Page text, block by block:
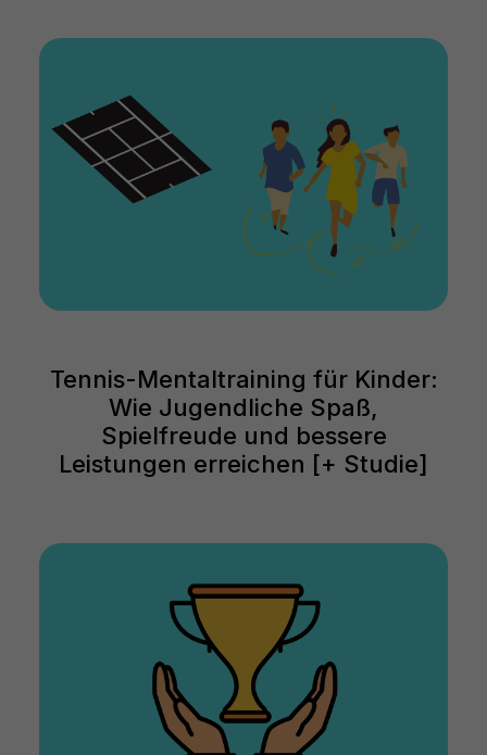
Tennis-Mentaltraining für Kinder:
Wie Jugendliche Spaß,
Spielfreude und bessere
Leistungen erreichen [+ Studie]